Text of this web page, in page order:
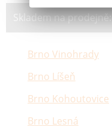
Skladem na prodejně:
Brno Vinohrady
Brno Líšeň
Brno Kohoutovice
Brno Lesná